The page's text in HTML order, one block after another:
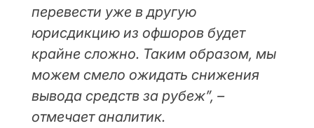
перевести уже в другую
юрисдикцию из офшоров будет
крайне сложно. Таким образом, мы
можем смело ожидать снижения
вывода средств за рубеж”, –
отмечает аналитик.